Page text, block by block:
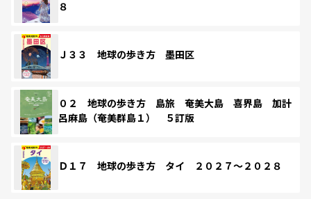
８
Ｊ３３ 地球の歩き方 墨田区
０２ 地球の歩き方 島旅 奄美大島 喜界島 加計
呂麻島（奄美群島１） ５訂版
Ｄ１７ 地球の歩き方 タイ ２０２７～２０２８